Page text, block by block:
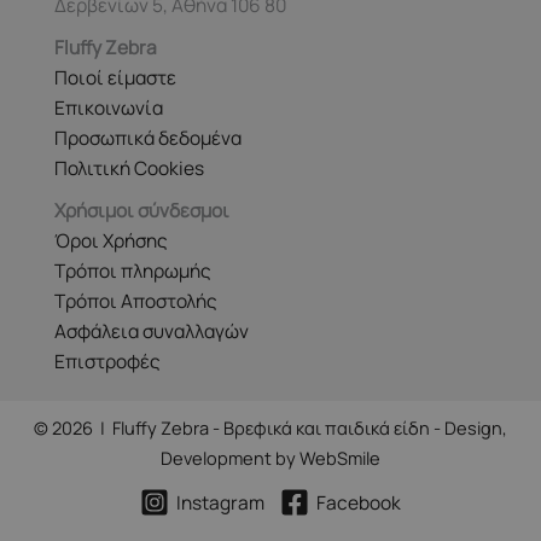
Fluffy Zebra
Ποιοί είμαστε
Επικοινωνία
Προσωπικά δεδομένα
Πολιτική Cookies
Χρήσιμοι σύνδεσμοι
Όροι Χρήσης
Τρόποι πληρωμής
Τρόποι Αποστολής
Ασφάλεια συναλλαγών
Επιστροφές
© 2026 | Fluffy Zebra - Βρεφικά και παιδικά είδη - Design,
Development byWebSmile
Instagram Facebook